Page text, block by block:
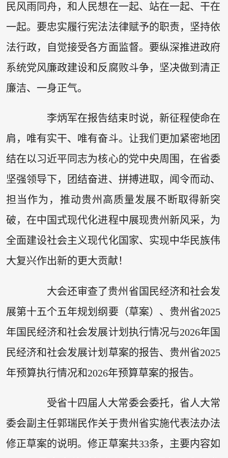
民风雨同舟，和人民想在一起、站在一起、干在
一起。要忠实履行宪法法律赋予的职责，坚持依
法行政，自觉接受各方面监督。要纵深推进政府
系统党风廉政建设和反腐败斗争，坚决做到清正
廉洁、一身正气。
李炳军在报告结束时说，新征程使命在
肩，唯有实干、唯有奋斗。让我们更加紧密地团
结在以习近平同志为核心的党中央周围，在省委
坚强领导下，团结奋进、拼搏进取，闻令而动、
担当作为，推动贵州高质量发展不断取得新突
破，在中国式现代化进程中展现贵州新风采，为
全面建设社会主义现代化国家、实现中华民族伟
大复兴作出新的更大贡献！
大会还审查了贵州省国民经济和社会发
展第十五个五年规划纲要（草案）、贵州省2025
年国民经济和社会发展计划执行情况与2026年国
民经济和社会发展计划草案的报告、贵州省2025
年预算执行情况和2026年预算草案的报告。
受省十四届人大常委会委托，省人大常
委会副主任郭瑞民作关于贵州省实施代表法办法
修正草案的说明。修正草案共33条，主要内容如